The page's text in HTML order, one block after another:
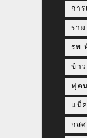
การ
รา
รพ.
ข้า
ฟุต
แม็
กส